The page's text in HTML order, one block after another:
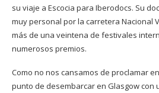
su viaje a Escocia para Iberodocs. Su
muy personal por la carretera Nacional
más de una veintena de festivales
numerosos premios.
Como no nos cansamos de proclamar
punto de desembarcar en Glasgow con